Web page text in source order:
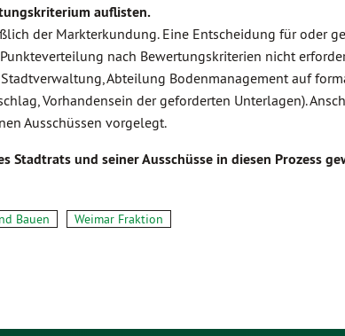
auflisten.
der Markterkundung. Eine Entscheidung für oder
nach Bewertungskriterien nicht
Abteilung Bodenmanagement auf
Vorhandensein der geforderten Unterlagen).
Ausschüssen vorgelegt.
Stadtrats und seiner Ausschüsse in diesen Prozess
Bauen Weimar Fraktion